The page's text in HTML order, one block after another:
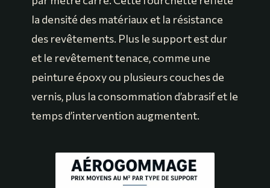
la densité des matériaux et la résistance
des revêtements. Plus le support est dur
et le revêtement tenace, comme une
peinture époxy ou plusieurs couches de
vernis, plus la consommation d’abrasif et le
temps d’intervention augmentent.